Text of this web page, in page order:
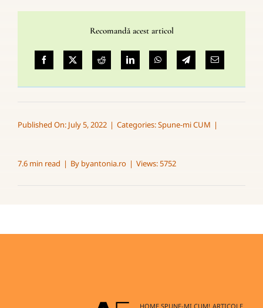
Recomandă acest articol
Published On: July 5, 2022 | Categories:Spune-mi CUM |
7.6 min read | By byantonia.ro | Views: 5752
HOME SPUNE-MI CUM! ARTICOLE